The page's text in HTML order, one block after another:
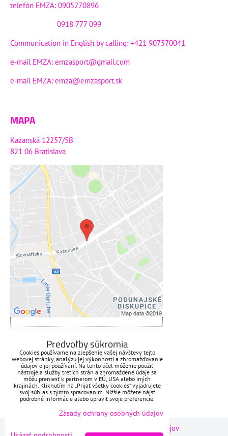
telefón EMZA: 0905270896
0918 777 099
Communication in English by calling: +421 907570041
e-mail EMZA: emzasport@gmail.com
e-mail EMZA: emza@emzasport.sk
MAPA
Kazanská 12257/5B
821 06 Bratislava
Externý obsah je blokovaný
Prajete si načítať externý obsah?
Povoliť tentokrát
Povoliť a zapamätať - súhlas s
druhom cookie: Funkčné
Otvoriť obsah v novom okne
ZAVOLÁME VÁM SPÄŤ
Váš telefón:*
Zásady ochrany osobných údajov
Predvoľby súkromia
Cookies používame na zlepšenie vašej návštevy tejto
webovej stránky, analýzu jej výkonnosti a zhromažďovanie
údajov o jej používaní. Na tento účel môžeme použiť
nástroje a služby tretích strán a zhromaždené údaje sa
môžu preniesť k partnerom v EÚ, USA alebo iných
krajinách. Kliknutím na „Prijať všetky cookies“ vyjadrujete
svoj súhlas s týmto spracovaním. Nižšie môžete nájsť
podrobné informácie alebo upraviť svoje preferencie.
Zásady ochrany osobných údajov